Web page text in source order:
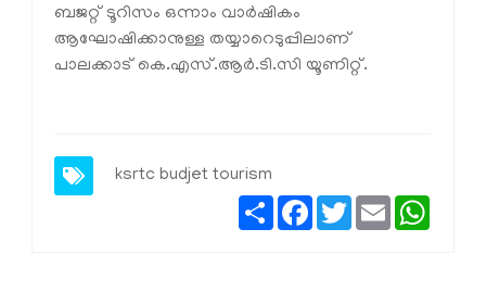
ബജറ്റ് ടൂറിസം ഒന്നാം വാര്‍ഷികം
ആഘോഷിക്കാനുള്ള തയ്യാറെടുപ്പിലാണ്
പാലക്കാട് കെ.എസ്.ആര്‍.ടി.സി യൂണിറ്റ്.
ksrtc budjet tourism
ShareFacebook
TwitterEmail